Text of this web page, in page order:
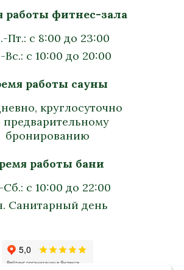
работы фитнес-зала
Пт.: с 8:00 до 23:00
Вс.: с 10:00 до 20:00
работы сауны
круглосуточно
предварительному
бронированию
работы бани
Сб.: с 10:00 до 22:00
Санитарный день